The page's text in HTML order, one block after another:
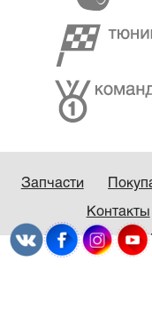
Запчасти
Контакты